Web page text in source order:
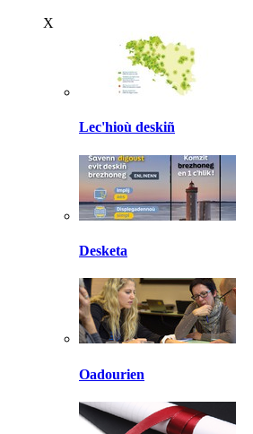
X
Lec'hioù deskiñ
Desketa
Oadourien